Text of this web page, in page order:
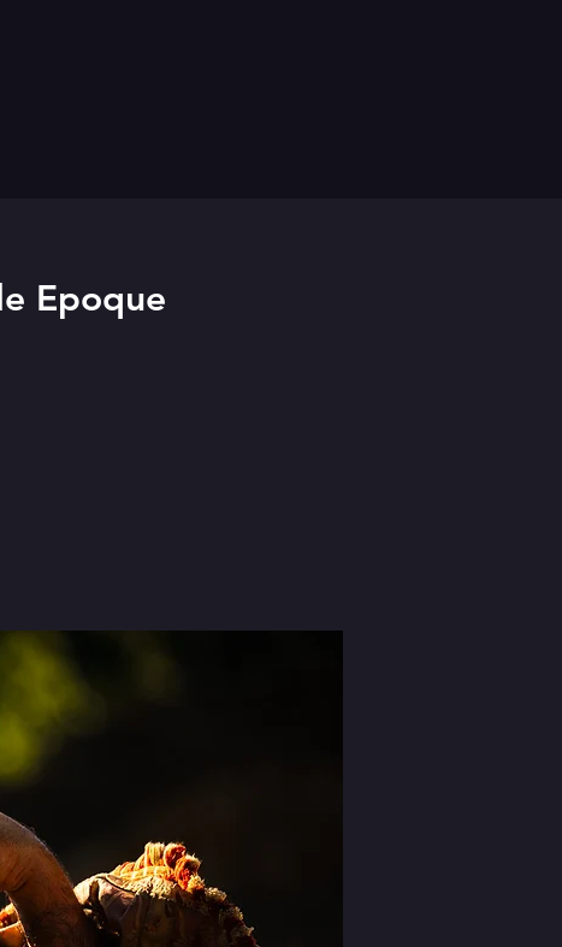
Epoque